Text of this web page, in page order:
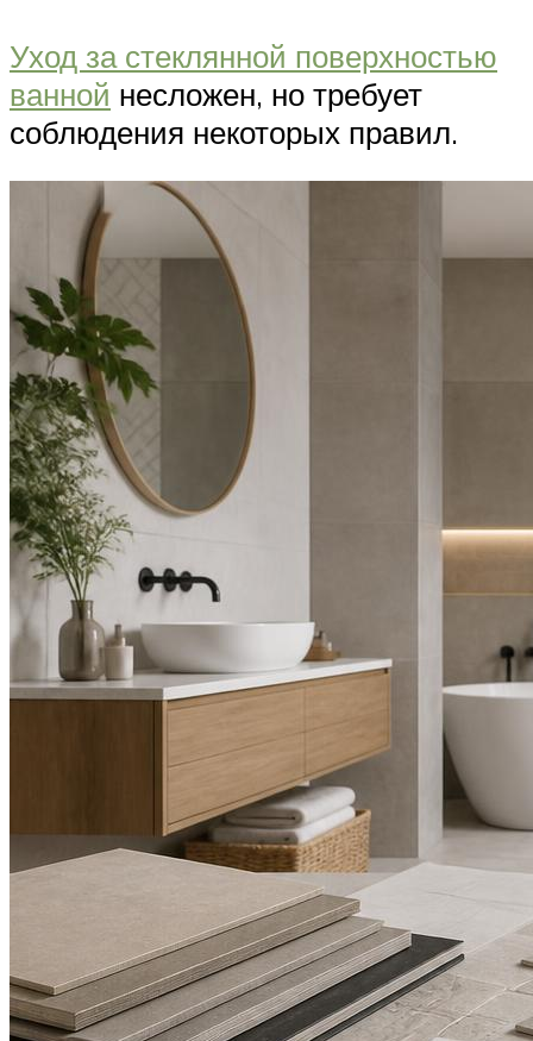
Уход за стеклянной поверхностью
ванной несложен, но требует
соблюдения некоторых правил.